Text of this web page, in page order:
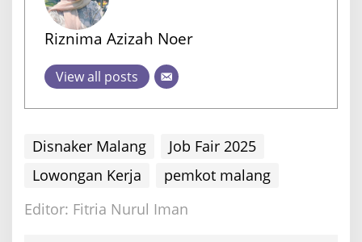
Riznima Azizah Noer
View all posts
Disnaker Malang
Job Fair 2025
Lowongan Kerja
pemkot malang
Editor: Fitria Nurul Iman